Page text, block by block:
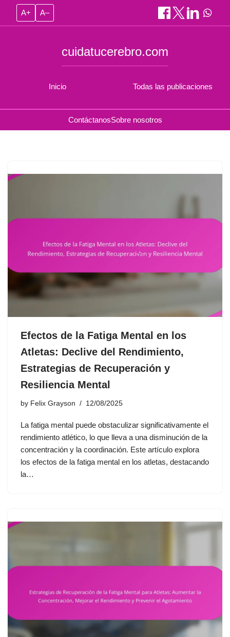
A+ A–
Inicio
cuidatucerebro.com
Todas las publicaciones
ContáctanosSobre nosotros
Efectos de la Fatiga Mental en los
Atletas: Declive del Rendimiento,
Estrategias de Recuperación y
Resiliencia Mental
by Felix Grayson 12/08/2025
La fatiga mental puede obstaculizar significativamente el
rendimiento atlético, lo que lleva a una disminución de la
concentración y la coordinación. Este artículo explora
los efectos de la fatiga mental en los atletas, destacando
la…